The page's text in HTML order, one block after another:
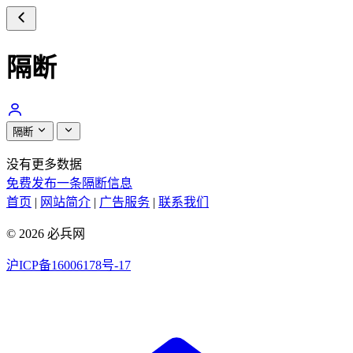
隔断
隔断
没有更多数据
免费发布一条隔断信息
首页 | 网站简介 | 广告服务 | 联系我们
© 2026 必兵网
沪ICP备16006178号-17